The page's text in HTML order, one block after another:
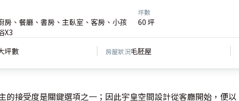
房、餐廳、書房、主臥室、客房、小孩
X3
坪數
60 坪
坪數 房屋狀況毛胚屋
接受度是關鍵選項之一；因此宇皇空間設計從客廳開始，便以